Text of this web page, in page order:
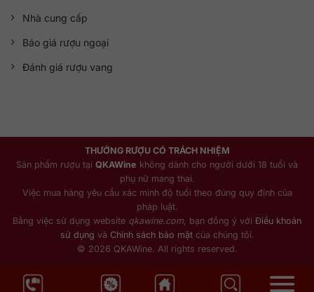
Nhà cung cấp
Báo giá rượu ngoại
Đánh giá rượu vang
THƯỞNG RƯỢU CÓ TRÁCH NHIỆM
Sản phẩm rượu tại QKAWine không dành cho người dưới 18 tuổi và
phụ nữ mang thai.
Việc mua hàng yêu cầu xác minh độ tuổi theo đúng quy định của
pháp luật.
Bằng việc sử dụng website qkawine.com , bạn đồng ý với Điều khoản
sử dụng và Chính sách bảo mậtcủa chúng tôi.
© 2026 QKAWine. All rights reserved.